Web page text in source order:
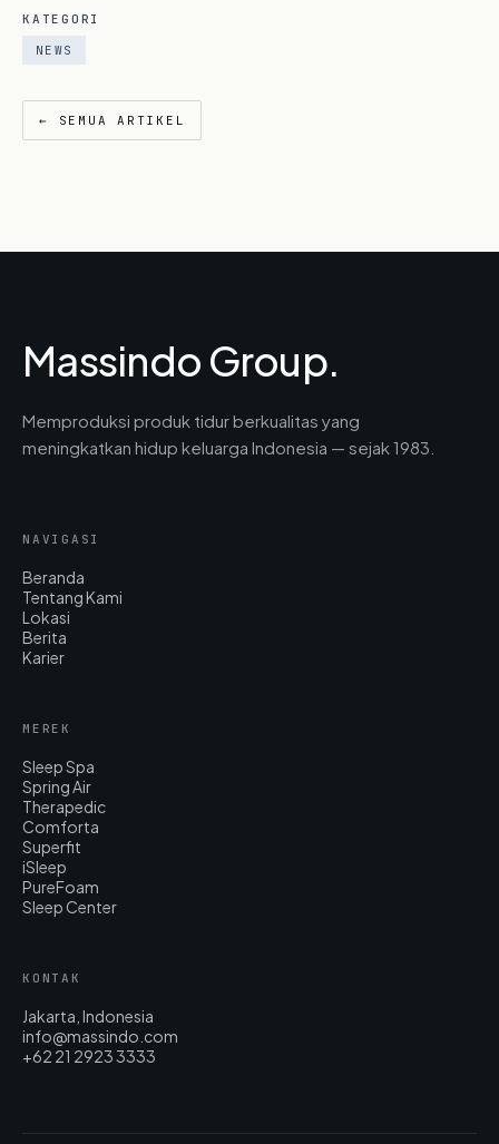
KATEGORI
NEWS
← SEMUA ARTIKEL
Massindo Group.
Memproduksi produk tidur berkualitas yang
meningkatkan hidup keluarga Indonesia — sejak 1983.
NAVIGASI
Beranda
Tentang Kami
Lokasi
Berita
Karier
MEREK
Sleep Spa
Spring Air
Therapedic
Comforta
Superfit
iSleep
PureFoam
Sleep Center
KONTAK
Jakarta, Indonesia
info@massindo.com
+62 21 2923 3333